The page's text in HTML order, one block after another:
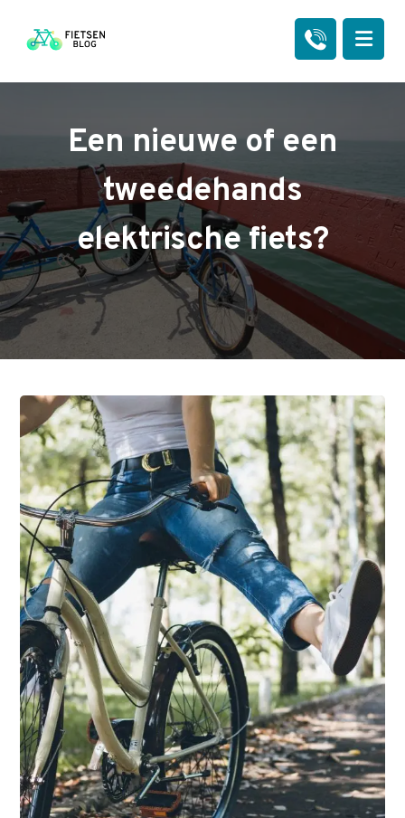
Een nieuwe of een
tweedehands
elektrische fiets?